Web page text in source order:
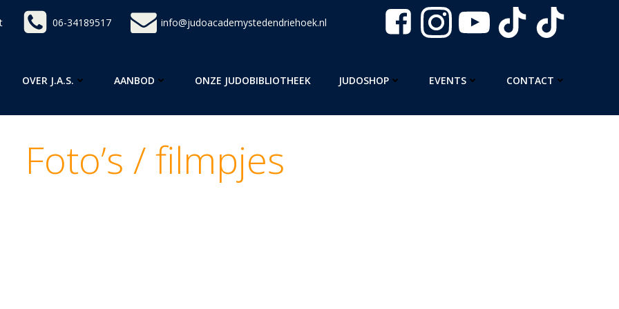
06-34189517 info@judoacademystedendriehoek.nl
OVER J.A.S. AANBOD ONZE JUDOBIBLIOTHEEK JUDOSHOP EVENTS CONTACT
Foto’s / filmpjes